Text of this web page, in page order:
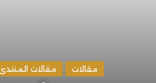
مقالات مقالات